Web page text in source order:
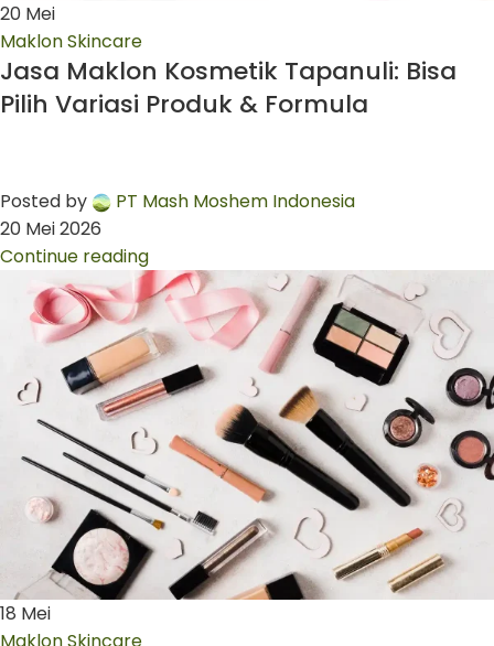
20 Mei
Maklon Skincare
Jasa Maklon Kosmetik Tapanuli: Bisa
Pilih Variasi Produk & Formula
Posted by
PT Mash Moshem Indonesia
20 Mei 2026
Continue reading
18 Mei